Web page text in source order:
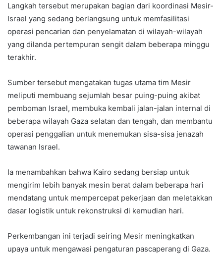
Langkah tersebut merupakan bagian dari koordinasi Mesir-
Israel yang sedang berlangsung untuk memfasilitasi
operasi pencarian dan penyelamatan di wilayah-wilayah
yang dilanda pertempuran sengit dalam beberapa minggu
terakhir.
Sumber tersebut mengatakan tugas utama tim Mesir
meliputi membuang sejumlah besar puing-puing akibat
pemboman Israel, membuka kembali jalan-jalan internal di
beberapa wilayah Gaza selatan dan tengah, dan membantu
operasi penggalian untuk menemukan sisa-sisa jenazah
tawanan Israel.
Ia menambahkan bahwa Kairo sedang bersiap untuk
mengirim lebih banyak mesin berat dalam beberapa hari
mendatang untuk mempercepat pekerjaan dan meletakkan
dasar logistik untuk rekonstruksi di kemudian hari.
Perkembangan ini terjadi seiring Mesir meningkatkan
upaya untuk mengawasi pengaturan pascaperang di Gaza.